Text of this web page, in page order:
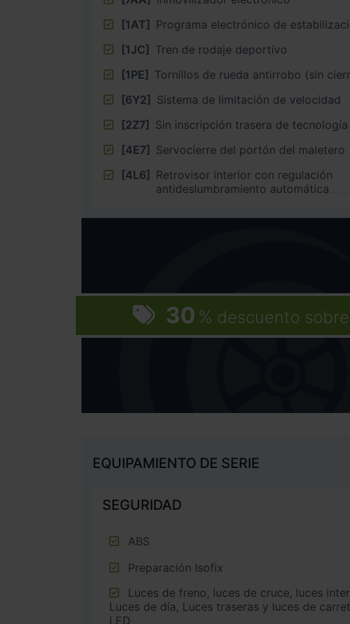
[1AT] Programa electrónico de
[1JC] Tren de rodaje deportivo
[1PE] Tornillos de rueda antirrobo (sin
[6Y2] Sistema de limitación de velocidad
[2Z7] Sin inscripción trasera de tecnología
[4E7] Servocierre del portón del maletero
[4L6] Retrovisor interior con regulación
antideslumbramiento automática
30 % descuento
EQUIPAMIENTO DE SERIE
SEGURIDAD
ABS
Preparación Isofix
Luces de día, Luces traseras y luces de
LED